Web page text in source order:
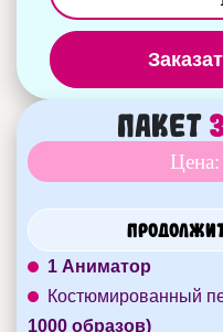
Пакет
1 Аниматор
Костюмированный
1000 образов)